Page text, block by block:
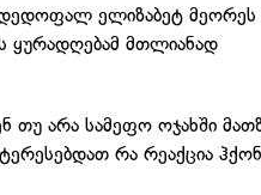
ელიზაბეტ მეორეს
ყურადღებამ მთლიანად
თუ არა სამეფო ოჯახში
რა რეაქცია